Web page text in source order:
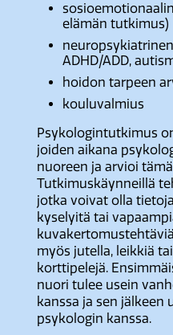
elämän tutkimus)
ADHD/ADD,
hoidon tarpeen
kouluvalmius
Psykologintutkimus
joiden aikana
nuoreen ja arvioi
Tutkimuskäynneillä
jotka voivat olla
kyselyitä tai
myös jutella, leikkiä
korttipelejä.
nuori tulee usein
kanssa ja sen jälkeen
psykologin kanssa.